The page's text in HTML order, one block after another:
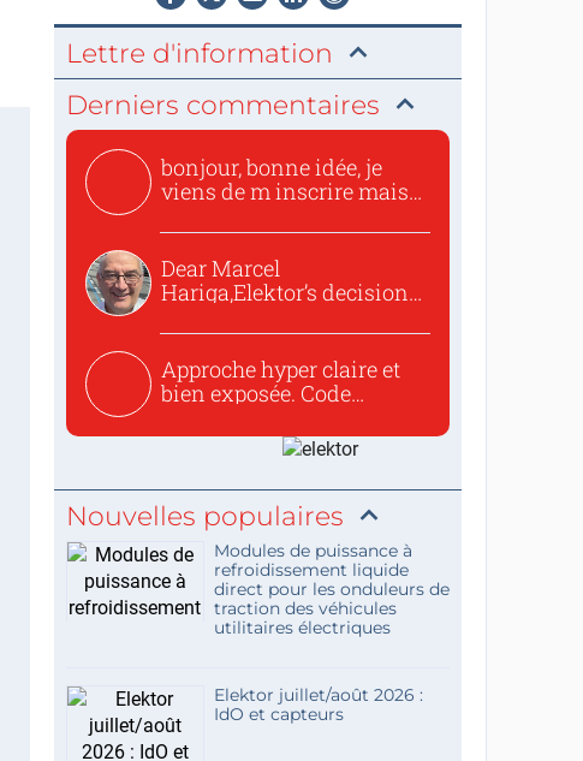
Lettre d'information
Derniers commentaires
bonjour, bonne idée, je
viens de m inscrire mais
Dear Marcel
Hariga,Elektor’s decision
Approche hyper claire et
bien exposée. Code
Nouvelles populaires
Modules de puissance à
refroidissement liquide
direct pour les onduleurs de
traction des véhicules
utilitaires électriques
Elektor juillet/août 2026 :
IdO et capteurs